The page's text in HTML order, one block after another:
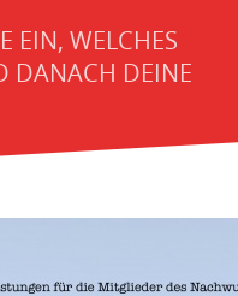
EIN, WELCHES
DANACH DEINE